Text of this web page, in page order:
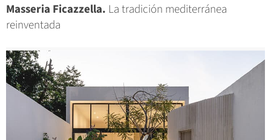
Masseria Ficazzella. La tradición mediterránea
reinventada